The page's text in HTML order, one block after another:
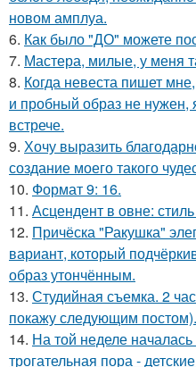
новом амплуа.
6. Как было "ДО" можете
7. Мастера, милые, у меня
8. Когда невеста пишет
и пробный образ не нужен,
встрече.
9. Хочу выразить
создание моего такого
10. Формат 9: 16.
11. Асцендент в овне:
12. Причёска "Ракушка"
вариант, который
образ утончённым.
13. Студийная съемка. 2
покажу следующим постом).
14. На той неделе
трогательная пора -